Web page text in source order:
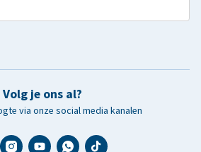
Volg je ons al?
via onze social media kanalen